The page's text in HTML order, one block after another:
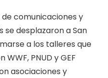
comunicaciones y
se desplazaron a San
a los talleres que
PNUD y GEF
asociaciones y